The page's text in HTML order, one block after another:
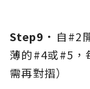
Step9． 自#2
薄的#4或#5，
需再對摺）